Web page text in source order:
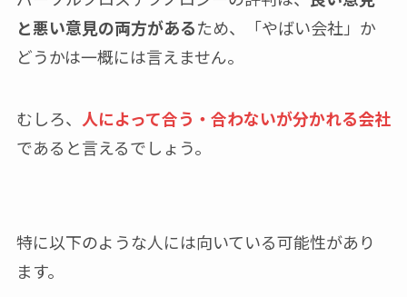
と悪い意見の両方があるため、「やばい会社」か
どうかは一概には言えません。
むしろ、 人によって合う・合わないが分かれる会社
であると言えるでしょう。
特に以下のような人には向いている可能性があり
ます。